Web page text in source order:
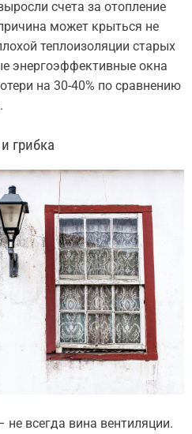
счета за отопление
может крыться не
теплоизоляции старых
энергоэффективные окна
на 30-40% по сравнению
грибка
всегда вина вентиляции.